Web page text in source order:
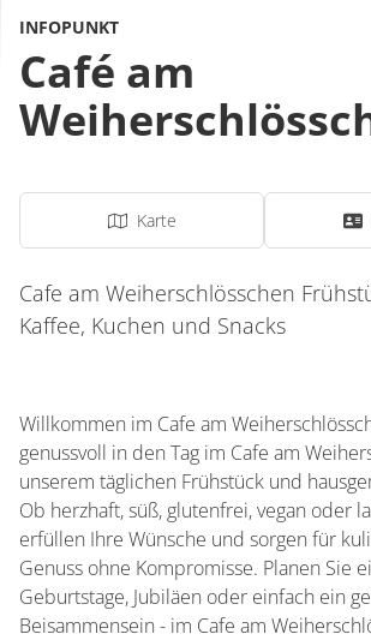
INFOPUNKT
Café am
Karte
Cafe am Weiherschlösschen
Kaffee, Kuchen und Snacks
Willkommen im Cafe am
genussvoll in den Tag im Cafe am
unserem täglichen Frühstück und
Ob herzhaft, süß, glutenfrei, vegan oder
erfüllen Ihre Wünsche und sorgen für
Genuss ohne Kompromisse. Planen Sie
Geburtstage, Jubiläen oder einfach ein
Beisammensein - im Cafe am